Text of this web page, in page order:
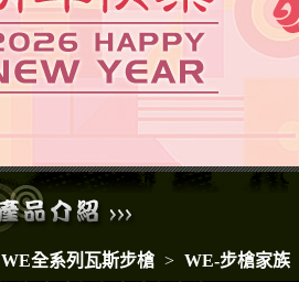
WE全系列瓦斯步槍 > WE-步槍家族